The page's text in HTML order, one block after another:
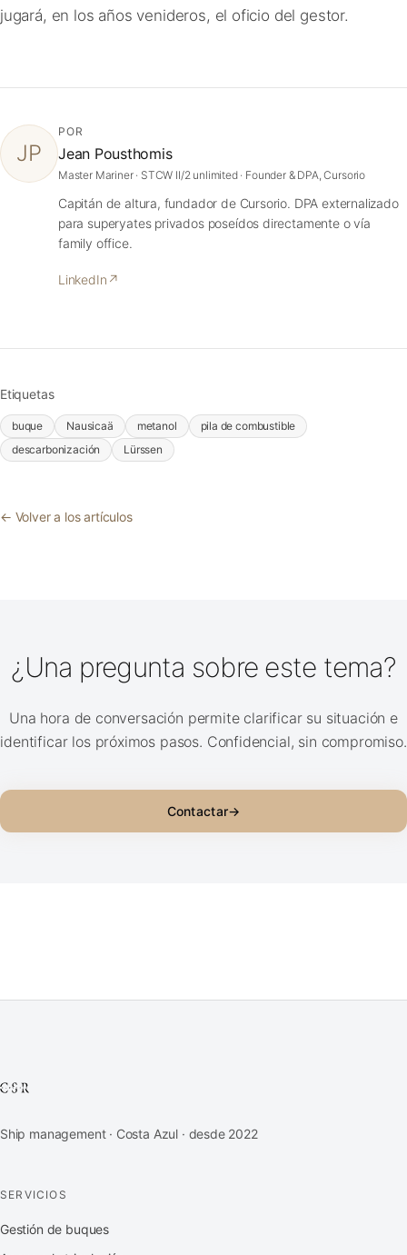
jugará, en los años venideros, el oficio del gestor.
JP
POR
Jean Pousthomis
Master Mariner · STCW II/2 unlimited · Founder & DPA, Cursorio
Capitán de altura, fundador de Cursorio. DPA externalizado
para superyates privados poseídos directamente o vía
family office.
LinkedIn ↗
Etiquetas
buque Nausicaä metanol
pila de combustible
descarbonización
Lürssen
← Volver a los artículos
¿Una pregunta sobre este tema?
Una hora de conversación permite clarificar su situación e
identificar los próximos pasos. Confidencial, sin compromiso.
Contactar→
Ship management · Costa Azul · desde 2022
SERVICIOS
Gestión de buques